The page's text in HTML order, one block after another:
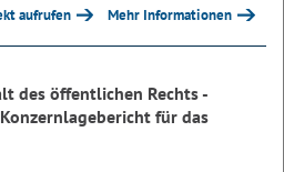
aufrufen Mehr Informationen
des öffentlichen Rechts -
für das